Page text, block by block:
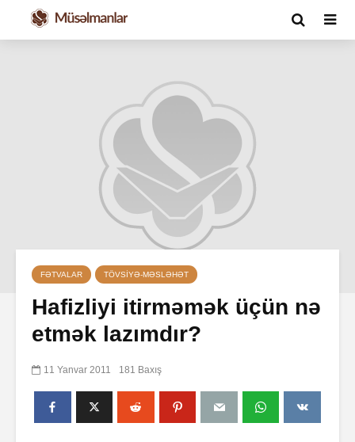
FƏTVALAR TÖVSIYƏ-MƏSLƏHƏT
Hafizliyi itirməmək üçün nə
etmək lazımdır?
11 Yanvar 2011 181 Baxış